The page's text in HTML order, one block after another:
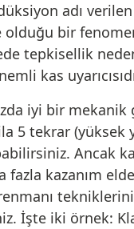
adı
olduğu bir
tepkisellik
kas
iyi bir
5 tekrar (yüksek
Ancak
fazla kazanım
İşte iki örnek: